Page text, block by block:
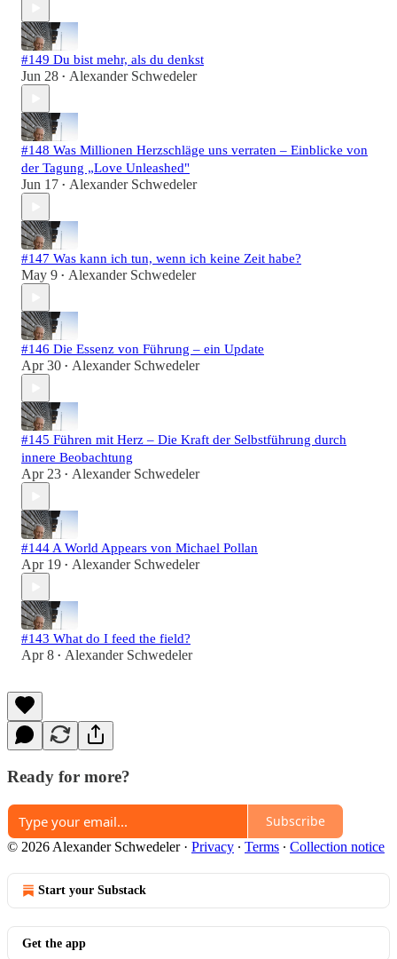
#149 Du bist mehr, als du denkst
Jun 28 • Alexander Schwedeler
#148 Was Millionen Herzschläge uns verraten – Einblicke von
der Tagung „Love Unleashed"
Jun 17 • Alexander Schwedeler
#147 Was kann ich tun, wenn ich keine Zeit habe?
May 9 • Alexander Schwedeler
#146 Die Essenz von Führung – ein Update
Apr 30 • Alexander Schwedeler
#145 Führen mit Herz – Die Kraft der Selbstführung durch
innere Beobachtung
Apr 23 • Alexander Schwedeler
#144 A World Appears von Michael Pollan
Apr 19 • Alexander Schwedeler
#143 What do I feed the field?
Apr 8 • Alexander Schwedeler
Ready for more?
Subscribe
© 2026 Alexander Schwedeler· Privacy ∙ Terms ∙ Collection notice
Start your Substack
Get the app